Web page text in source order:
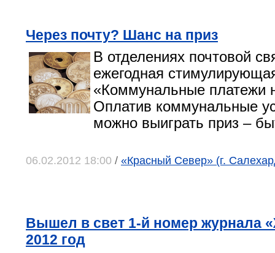
Через почту? Шанс на приз
В отделениях почтовой
ежегодная
«Коммунальные платежи
Оплатив коммунальные
можно выиграть приз –
06.02.2012 18:00 / «Красный Север» (г.
Вышел в свет 1-й номер журнала
2012 год